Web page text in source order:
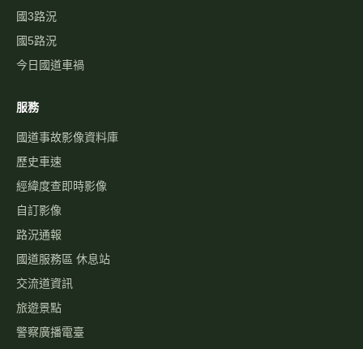
國3路況
國5路況
今日國道車禍
服務
國道事故影像資料庫
歷史車速
經緯度查即時影像
自訂影像
路況通報
國道服務區 休息站
交流道資訊
旅遊景點
警察廣播電臺